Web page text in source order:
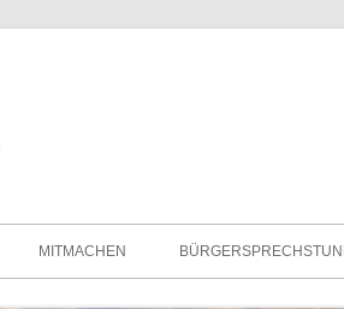
MITMACHEN